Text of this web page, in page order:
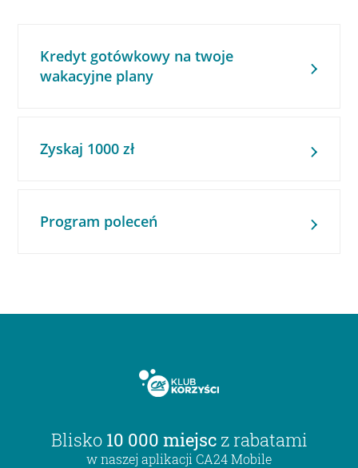
Kredyt gotówkowy na twoje
wakacyjne plany
Zyskaj 1000 zł
Program poleceń
Blisko 10 000 miejsc z rabatami
w naszej aplikacji CA24 Mobile